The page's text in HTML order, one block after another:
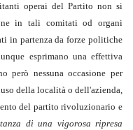
operai del Partito non si
in tali comitati od organi
in partenza da forze politiche
esprimano una effettiva
però nessuna occasione per
della località o dell'azienda,
del partito rivoluzionario e
di una vigorosa ripresa